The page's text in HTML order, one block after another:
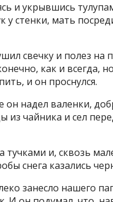
и укрывшись
у стенки, мать
свечку и полез на
как и всегда,
и он проснулся.
он надел валенки,
из чайника и сел
тучками и, сквозь
снега казались
занесло нашего